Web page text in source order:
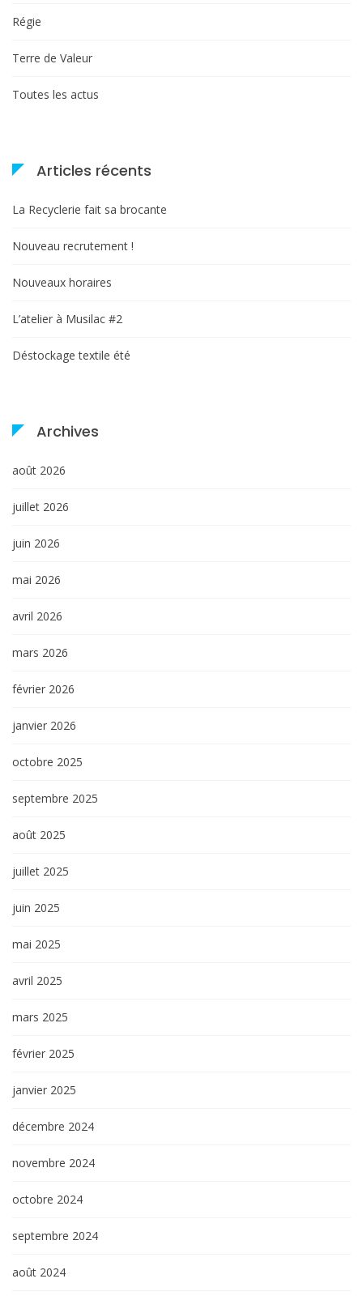
Régie
Terre de Valeur
Toutes les actus
Articles récents
La Recyclerie fait sa brocante
Nouveau recrutement !
Nouveaux horaires
L’atelier à Musilac #2
Déstockage textile été
Archives
août 2026
juillet 2026
juin 2026
mai 2026
avril 2026
mars 2026
février 2026
janvier 2026
octobre 2025
septembre 2025
août 2025
juillet 2025
juin 2025
mai 2025
avril 2025
mars 2025
février 2025
janvier 2025
décembre 2024
novembre 2024
octobre 2024
septembre 2024
août 2024